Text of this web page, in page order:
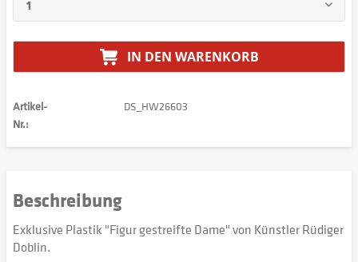
IN DEN WARENKORB
Artikel-
Nr.:
DS_HW26603
Beschreibung
Exklusive Plastik "Figur gestreifte Dame" von Künstler Rüdiger
Doblin.